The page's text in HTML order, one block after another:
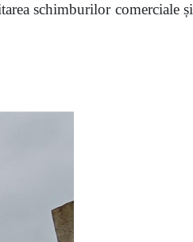
schimburilor comerciale și